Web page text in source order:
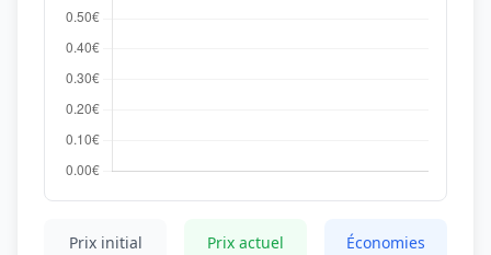
Prix initial Prix actuel Économies